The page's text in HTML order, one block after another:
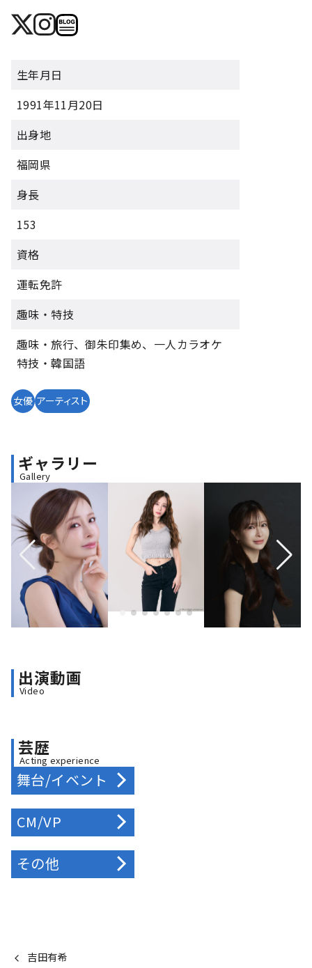
生年月日
1991年11月20日
出身地
福岡県
身長
153
資格
運転免許
趣味・特技
趣味・旅行、御朱印集め、一人カラオケ
特技・韓国語
女優 アーティスト
ギャラリー
Gallery
出演動画
Video
芸歴
Acting experience
舞台/イベント
CM/VP
その他
吉田有希